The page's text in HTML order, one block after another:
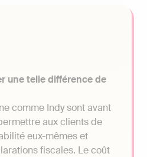
une telle différence de
comme Indy sont avant
aux clients de
eux-mêmes et
fiscales. Le coût